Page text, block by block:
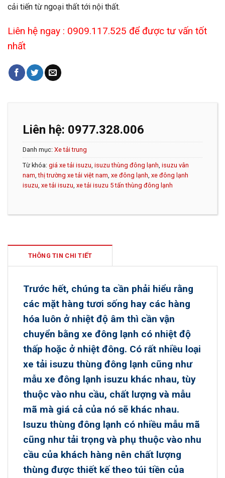
cải tiến từ ngoại thất tới nội thất.
Liên hệ ngay : 0909.117.525 để được tư vấn tốt
nhất
Liên hệ: 0977.328.006
Danh mục: Xe tải trung
Từ khóa: giá xe tải isuzu, isuzu thùng đông lạnh, isuzu vân
nam,thị trường xe tải việt nam, xe đông lạnh, xe đông lạnh
isuzu, xe tải isuzu, xe tải isuzu 5 tấn thùng đông lạnh
THÔNG TIN CHI TIẾT
Trước hết, chúng ta cần phải hiểu rằng
các mặt hàng tươi sống hay các hàng
hóa luôn ở nhiệt độ âm thì cần vận
chuyển bằng xe đông lạnh có nhiệt độ
thấp hoặc ở nhiệt đông. Có rất nhiều loại
xe tải isuzu thùng đông lạnh cũng như
mẫu xe đông lạnh isuzu khác nhau, tùy
thuộc vào nhu cầu, chất lượng và mẫu
mã mà giá cả của nó sẽ khác nhau.
Isuzu thùng đông lạnh có nhiều mẫu mã
cũng như tải trọng và phụ thuộc vào nhu
cầu của khách hàng nên chất lượng
thùng được thiết kế theo túi tiền của